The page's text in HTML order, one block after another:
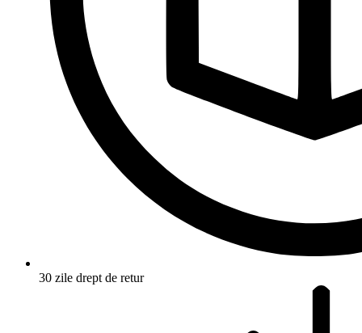
30 zile drept de retur